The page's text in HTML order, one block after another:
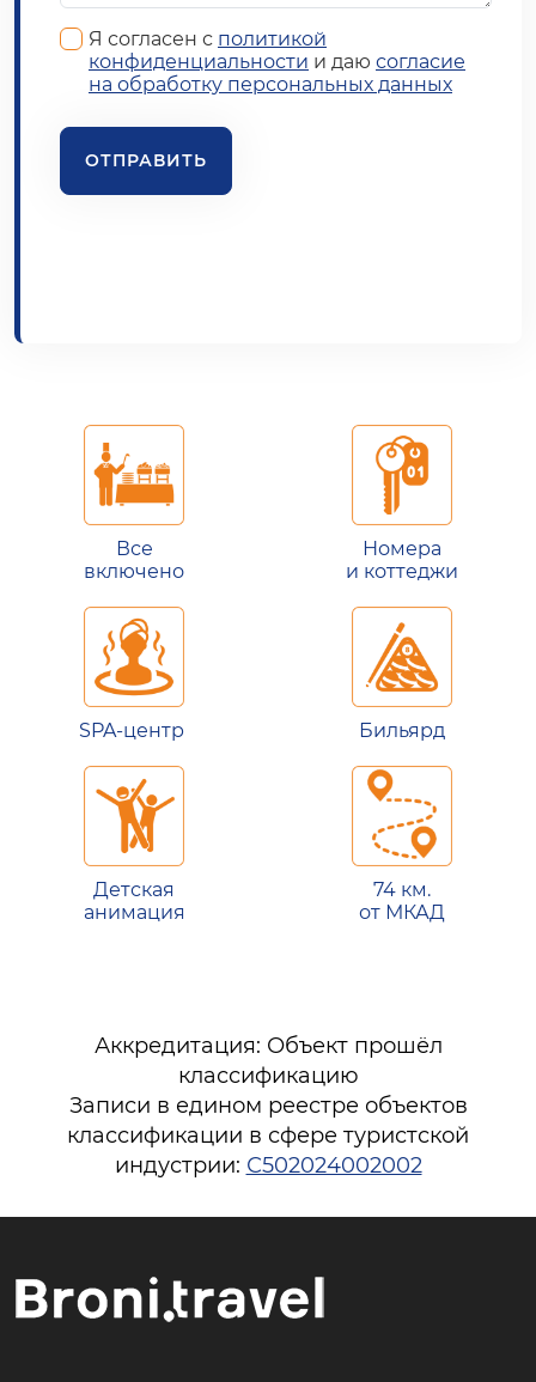
Я согласен с политикой
конфиденциальности и даю согласие
на обработку персональных данных
ОТПРАВИТЬ
Все
включено
Номера
и коттеджи
SPA-центр Бильярд
Детская
анимация
74 км.
от МКАД
Аккредитация: Объект прошёл
классификацию
Записи в едином реестре объектов
классификации в сфере туристской
индустрии: С502024002002